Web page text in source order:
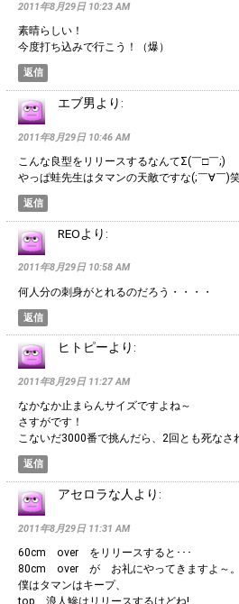
2011年8月29日 10:23 AM
素晴らしい！
今度打ち込みで行こう！（爆）
返信
エブ男 より:
2011年8月29日 10:46 AM
こんな良型をリリースするなんてΣ(￣□￣;)
やっぱ蛙先生はタマンの天敵ですな(;￣∀￣)
返信
REOより:
2011年8月29日 10:58 AM
何人分の刺身がとれるのだろう・・・・
返信
ヒトピーより:
2011年8月29日 11:27 AM
なかなか止まらんサイズですよね～
さすがです！
こないだ3000番で挑んだら、2回とも死なさ
返信
アセロラな人 より:
2011年8月29日 11:31 AM
60cm over をリリースすると･･･
80cm over が お礼にやってきますよ～。
僕はタマンはキープ、
top 浪人鰺はリリースするけどね!